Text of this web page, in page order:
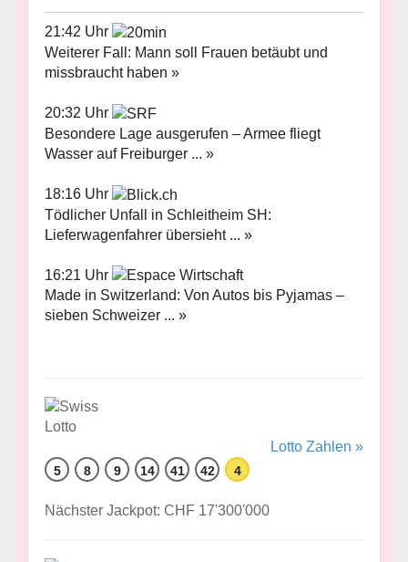
21:42 Uhr
Weiterer Fall: Mann soll Frauen betäubt und
missbraucht haben »
20:32 Uhr
Besondere Lage ausgerufen – Armee fliegt
Wasser auf Freiburger ... »
18:16 Uhr
Tödlicher Unfall in Schleitheim SH:
Lieferwagenfahrer übersieht ... »
16:21 Uhr
Made in Switzerland: Von Autos bis Pyjamas –
sieben Schweizer ... »
Lotto Zahlen »
5 8 9 14 41 42 4
Nächster Jackpot: CHF 17'300'000